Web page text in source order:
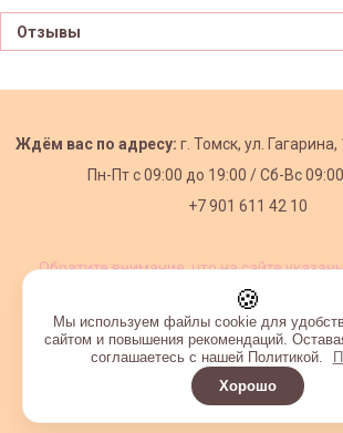
Отзывы
Ждём вас по адресу: г. Томск, ул. Гагарина,
Пн-Пт с09:00 до 19:00 /Сб-Вс
+7 901 611 42 10
Обратите внимание, что на сайте
Интернет-магазин создан на
🍪
Мы используем файлы cookie для
сайтом и повышения рекомендаций.
соглашаетесь с нашей Политикой.
Хорошо